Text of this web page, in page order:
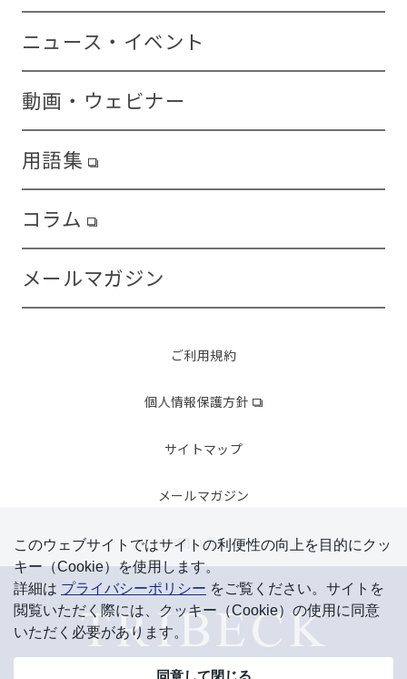
ニュース・イベント
動画・ウェビナー
用語集
コラム
メールマガジン
ご利用規約
個人情報保護方針
サイトマップ
メールマガジン
お問い合わせ
このウェブサイトではサイトの利便性の向上を⽬的にクッ
キー（Cookie）を使⽤します。
詳細は プライバシーポリシー をご覧ください。サイトを
閲覧いただく際には、クッキー（Cookie）の使⽤に同意
いただく必要があります。
同意して閉じる